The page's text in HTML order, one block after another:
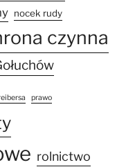
nocek rudy
czynna
prawo
rolnictwo